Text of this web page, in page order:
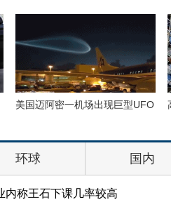
美国迈阿密一机场出现巨型UFO
环球 国内
内称王石下课几率较高